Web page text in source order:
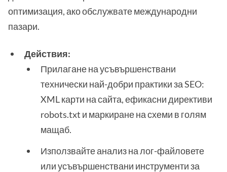
оптимизация, ако обслужвате международни
пазари.
Действия:
Прилагане на усъвършенствани
технически най-добри практики за SEO:
XML карти на сайта, ефикасни директиви
robots.txt и маркиране на схеми в голям
мащаб.
Използвайте анализ на лог-файловете
или усъвършенствани инструменти за